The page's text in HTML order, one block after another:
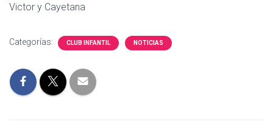
Victor y Cayetana
Categorías: CLUB INFANTIL NOTICIAS